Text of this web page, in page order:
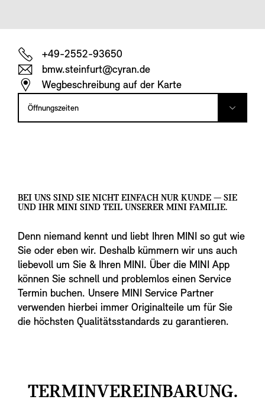
+49-2552-93650
bmw.steinfurt@cyran.de
Wegbeschreibung auf der Karte
Öffnungszeiten
BEI UNS SIND SIE NICHT EINFACH NUR KUNDE — SIE
UND IHR MINI SIND TEIL UNSERER MINI FAMILIE.
Denn niemand kennt und liebt Ihren MINI so gut wie
Sie oder eben wir. Deshalb kümmern wir uns auch
liebevoll um Sie & Ihren MINI. Über die MINI App
können Sie schnell und problemlos einen Service
Termin buchen. Unsere MINI Service Partner
verwenden hierbei immer Originalteile um für Sie
die höchsten Qualitätsstandards zu garantieren.
TERMINVEREINBARUNG.